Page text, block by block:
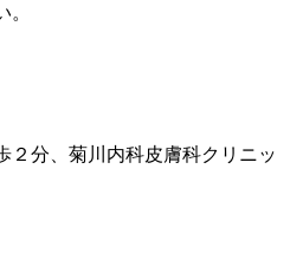
２分、菊川内科皮膚科クリニッ